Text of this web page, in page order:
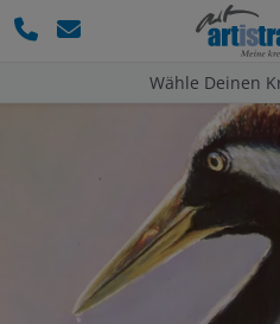
Wähle Deinen